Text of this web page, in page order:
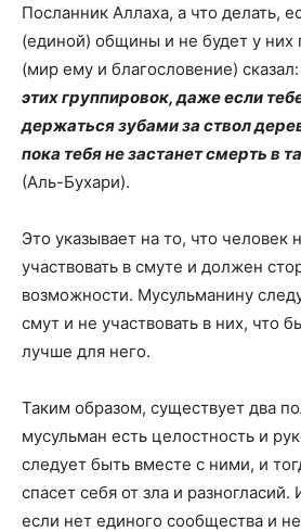
Посланник Аллаха, а что делать,
(единой) общины и не будет у них
(мир ему и благословение) сказал:
этих группировок, даже если
держаться зубами за ствол
пока тебя не застанет смерть в
(Аль-Бухари).
Это указывает на то, что человек
участвовать в смуте и должен
возможности. Мусульманину
смут и не участвовать в них, что
лучше для него.
Таким образом, существует два
мусульман есть целостность и
следует быть вместе с ними, и
спасет себя от зла и разногласий.
если нет единого сообщества и